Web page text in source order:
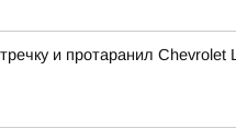
и протаранил